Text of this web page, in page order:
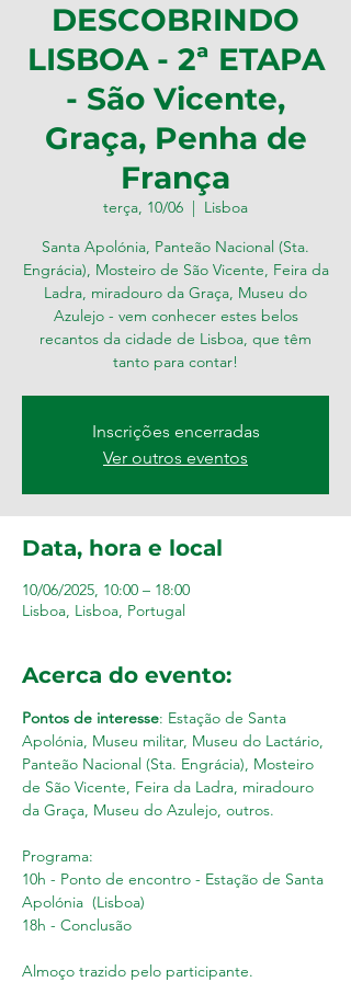
DESCOBRINDO
LISBOA - 2ª ETAPA
- São Vicente,
Graça, Penha de
França
terça, 10/06
  |
Lisboa
Santa Apolónia, Panteão Nacional (Sta.
Engrácia), Mosteiro de São Vicente, Feira da
Ladra, miradouro da Graça, Museu do
Azulejo - vem conhecer estes belos
recantos da cidade de Lisboa, que têm
tanto para contar!
Inscrições encerradas
Ver outros eventos
Data, hora e local
10/06/2025, 10:00 – 18:00
Lisboa, Lisboa, Portugal
Acerca do evento:
Pontos de interesse: Estação de Santa
Apolónia, Museu militar, Museu do Lactário,
Panteão Nacional (Sta. Engrácia), Mosteiro
de São Vicente, Feira da Ladra, miradouro
da Graça, Museu do Azulejo, outros.
Programa:
10h - Ponto de encontro - Estação de Santa
Apolónia  (Lisboa)
18h - Conclusão
Almoço trazido pelo participante.